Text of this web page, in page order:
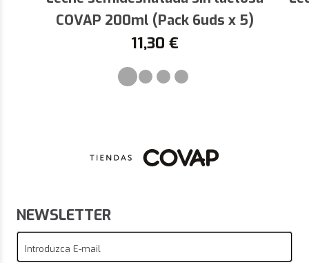
COVAP 200ml (Pack 6uds x 5)
11,30 €
NEWSLETTER
Introduzca E-mail